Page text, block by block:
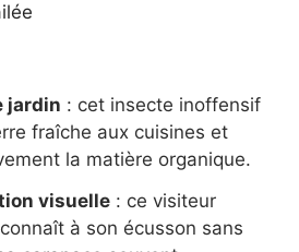
jardin : cet insecte inoffensif
fraîche aux cuisines et
la matière organique.
visuelle : ce visiteur
à son écusson sans